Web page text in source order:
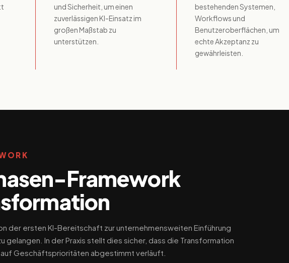
und Sicherheit, um einen
zuverlässigen KI-Einsatz im
großen Maßstab zu
unterstützen.
bestehenden Systemen,
Workflows und
Benutzeroberflächen, um
echte Akzeptanz zu
gewährleisten.
Framework
der ersten KI-Bereitschaft zur unternehmensweiten Einführung
gelangen. In der Praxis stellt dies sicher, dass die Transformation
Geschäftsprioritäten abgestimmt verläuft.